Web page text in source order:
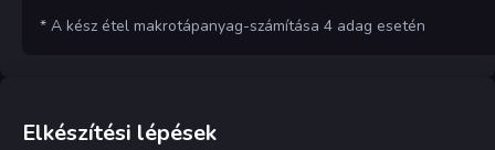
* A kész étel makrotápanyag-számítása 4 adag esetén
Elkészítési lépések